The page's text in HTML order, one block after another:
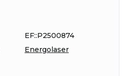
EF::P2500874
Energolaser